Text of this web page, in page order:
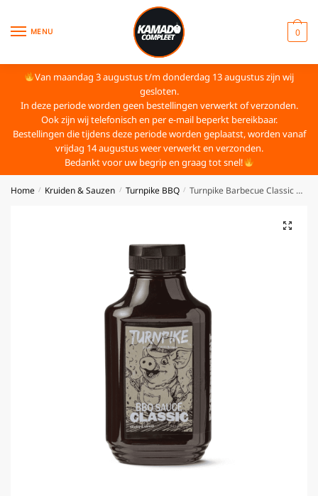
MENU 0
Van maandag 3 augustus t/m donderdag 13 augustus zijn wij
gesloten.
In deze periode worden geen bestellingen verwerkt of verzonden.
Ook zijn wij telefonisch en per e-mail beperkt bereikbaar.
Bestellingen die tijdens deze periode worden geplaatst, worden vanaf
vrijdag 14 augustus weer verwerkt en verzonden.
Bedankt voor uw begrip en graag tot snel!
Home / Kruiden & Sauzen / Turnpike BBQ / Turnpike Barbecue Classic BBQ Sauce